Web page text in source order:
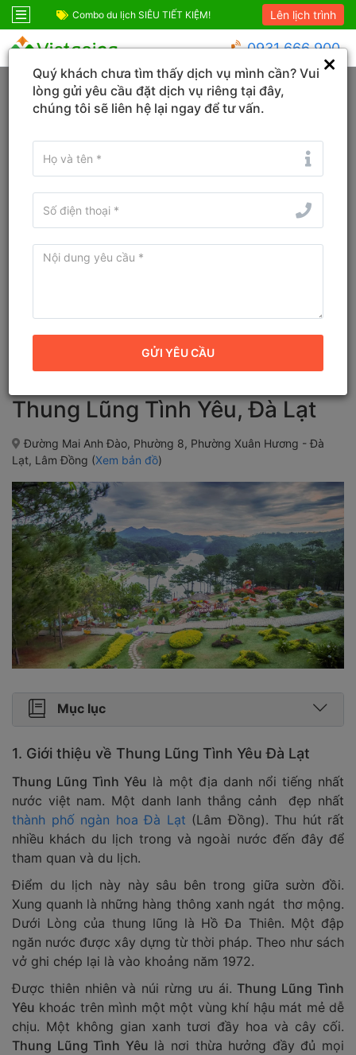
Combo Phú Quốc Giá Cực Sốc Combo du lịch
Lên lịch trình
0931 666 900
Trang chủ Lâm Đồng Đà Lạt
Tìm tên Khách sạn, Tỉnh/TP, Địa danh...
Tìm khách sạn ở gần đây
Từ ngày - Đến ngày
Thung Lũng Tình Yêu, Đà Lạt
Đường Mai Anh Đào, Phường 8, Phường Xuân Hương - Đà
Lạt, Lâm Đồng (Xem bản đồ)
Mục lục
1. Giới thiệu về Thung Lũng Tình Yêu Đà Lạt
Thung Lũng Tình Yêu là một địa danh nổi tiếng nhất
nước việt nam. Một danh lanh thắng cảnh đẹp nhất
thành phố ngàn hoa Đà Lạt (Lâm Đồng). Thu hút rất
nhiều khách du lịch trong và ngoài nước đến đây để
tham quan và du lịch.
Điểm du lịch này này sâu bên trong giữa sườn đồi.
Xung quanh là những hàng thông xanh ngát thơ mộng.
Dưới Lòng của thung lũng là Hồ Đa Thiên. Một đập
ngăn nước được xây dựng từ thời pháp. Theo như sách
vở ghi chép lại là vào khoảng năm 1972.
Được thiên nhiên và núi rừng ưu ái.Thung Lũng Tình
Yêu khoác trên mình một một vùng khí hậu mát mẻ dễ
chịu. Một không gian xanh tươi đầy hoa và cây cối.
Thung Lũng Tình Yêu là nơi thừa hưởng đầy đủ mọi
Quý khách chưa tìm thấy dịch vụ mình cần? Vui
lòng gửi yêu cầu đặt dịch vụ riêng tại đây,
chúng tôi sẽ liên hệ lại ngay để tư vấn.